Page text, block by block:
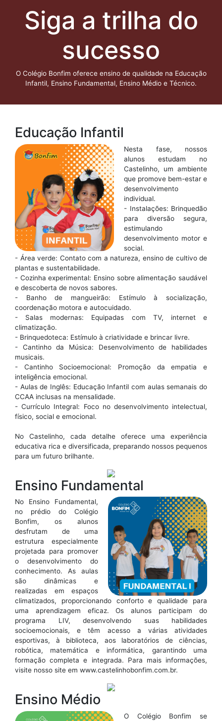
Siga a trilha do
sucesso
O Colégio Bonfim oferece ensino de qualidade na Educação
Infantil, Ensino Fundamental, Ensino Médio e Técnico.
Educação Infantil
Nesta fase, nossos
alunos estudam no
Castelinho, um ambiente
que promove bem-estar e
desenvolvimento
individual.
- Instalações: Brinquedão
para diversão segura,
estimulando
desenvolvimento motor e
social.
- Área verde: Contato com a natureza, ensino de cultivo de
plantas e sustentabilidade.
- Cozinha experimental: Ensino sobre alimentação saudável
e descoberta de novos sabores.
- Banho de mangueirão: Estímulo à socialização,
coordenação motora e autocuidado.
- Salas modernas: Equipadas com TV, internet e
climatização.
- Brinquedoteca: Estímulo à criatividade e brincar livre.
- Cantinho da Música: Desenvolvimento de habilidades
musicais.
- Cantinho Socioemocional: Promoção da empatia e
inteligência emocional.
- Aulas de Inglês: Educação Infantil com aulas semanais do
CCAA inclusas na mensalidade.
- Currículo Integral: Foco no desenvolvimento intelectual,
físico, social e emocional.
No Castelinho, cada detalhe oferece uma experiência
educativa rica e diversificada, preparando nossos pequenos
para um futuro brilhante.
Ensino Fundamental
No Ensino Fundamental,
no prédio do Colégio
Bonfim, os alunos
desfrutam de uma
estrutura especialmente
projetada para promover
o desenvolvimento do
conhecimento. As aulas
são dinâmicas e
realizadas em espaços
climatizados, proporcionando conforto e qualidade para
uma aprendizagem eficaz. Os alunos participam do
programa LIV, desenvolvendo suas habilidades
socioemocionais, e têm acesso a várias atividades
esportivas, à biblioteca, aos laboratórios de ciências,
robótica, matemática e informática, garantindo uma
formação completa e integrada. Para mais informações,
visite nosso site em www.castelinhobonfim.com.br.
Ensino Médio
O Colégio Bonfim se